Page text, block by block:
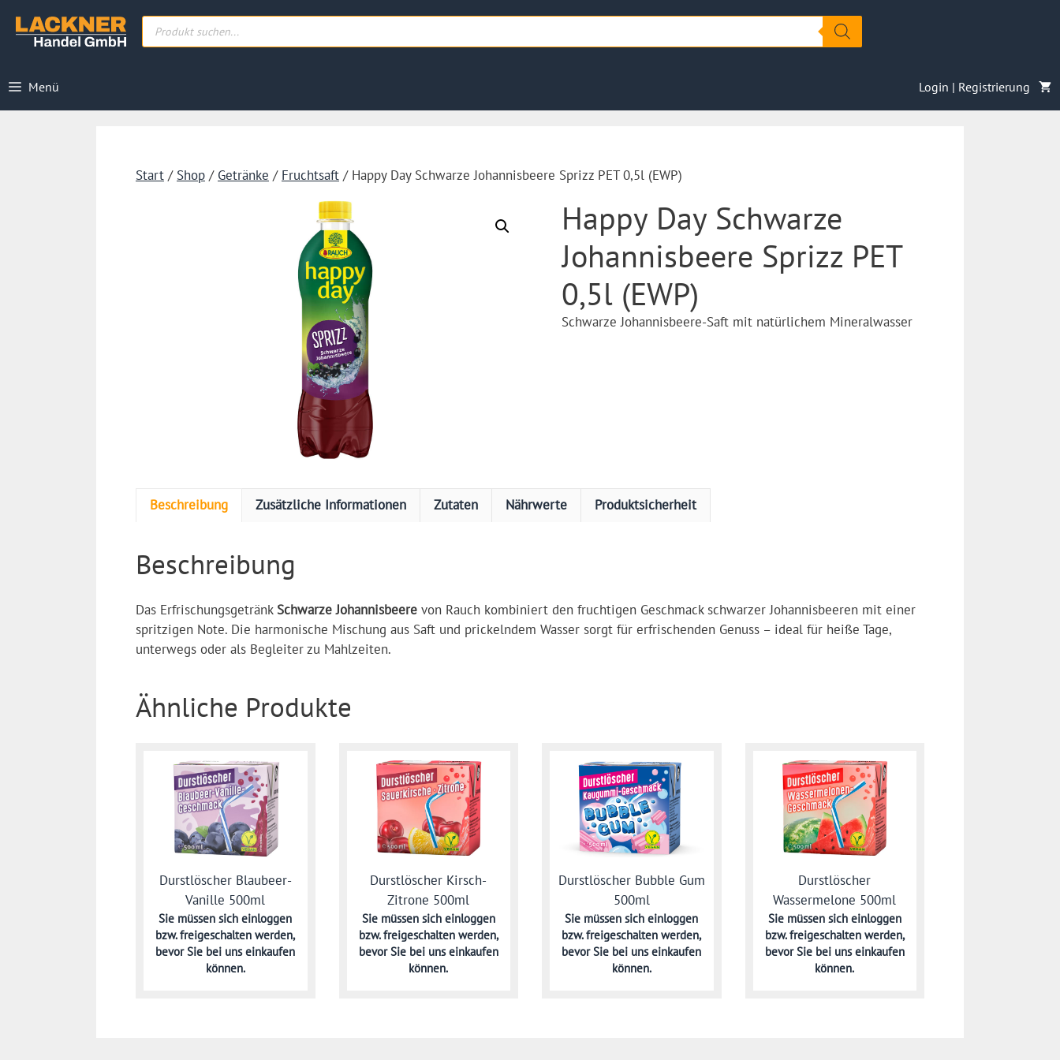
Inhalt
springen
Products
search
Menü Login | Registrierung
Start / Shop / Getränke / Fruchtsaft / Happy Day Schwarze Johannisbeere Sprizz PET 0,5l (EWP)
Happy Day Schwarze
Johannisbeere Sprizz PET
0,5l (EWP)
Schwarze Johannisbeere-Saft mit natürlichem Mineralwasser
Beschreibung Zusätzliche Informationen Zutaten Nährwerte Produktsicherheit
Beschreibung
Das Erfrischungsgetränk Schwarze Johannisbeere von Rauch kombiniert den fruchtigen Geschmack schwarzer Johannisbeeren mit einer
spritzigen Note. Die harmonische Mischung aus Saft und prickelndem Wasser sorgt für erfrischenden Genuss – ideal für heiße Tage,
unterwegs oder als Begleiter zu Mahlzeiten.
Ähnliche Produkte
Durstlöscher Blaubeer-
Vanille 500ml
Sie müssen sicheinloggen
bzw. freigeschalten werden,
bevor Sie bei uns einkaufen
können.
Durstlöscher Kirsch-
Zitrone 500ml
Sie müssen sich einloggen
bzw. freigeschalten werden,
bevor Sie bei uns einkaufen
können.
Durstlöscher Bubble Gum
500ml
Sie müssen sicheinloggen
bzw. freigeschalten werden,
bevor Sie bei uns einkaufen
können.
Durstlöscher
Wassermelone 500ml
Sie müssen sich einloggen
bzw. freigeschalten werden,
bevor Sie bei uns einkaufen
können.